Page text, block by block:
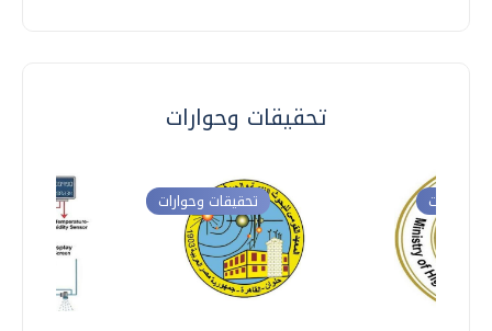
تحقيقات وحوارات
تحقيقات وحوارات وحوارات